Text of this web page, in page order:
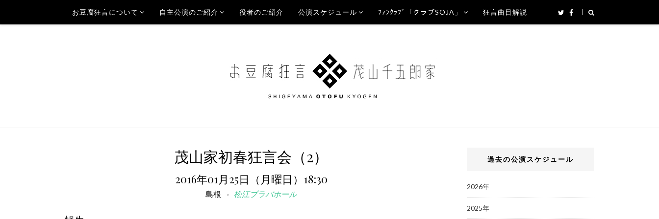
お豆腐狂言について 自主公演のご紹介 役者のご紹介 公演スケジュール ﾌｧﾝｸﾗﾌﾞ「クラブSOJA」 狂言曲目解説
茂山家初春狂言会（2）
2016年01月25日（月曜日）18:30
島根 松江プラバホール
過去の公演スケジュール
2026年
2025年